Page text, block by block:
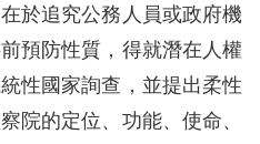
於追究公務人員或政府機
預防性質，得就潛在人權
性國家詢查，並提出柔性
院的定位、功能、使命、